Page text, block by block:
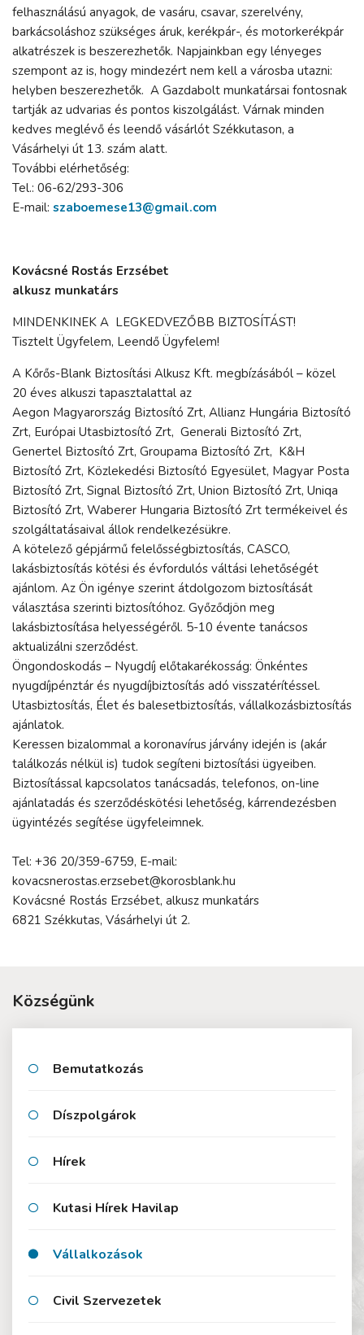
felhasználású anyagok, de vasáru, csavar, szerelvény,
barkácsoláshoz szükséges áruk, kerékpár-, és motorkerékpár
alkatrészek is beszerezhetők. Napjainkban egy lényeges
szempont az is, hogy mindezért nem kell a városba utazni:
helyben beszerezhetők. A Gazdabolt munkatársai fontosnak
tartják az udvarias és pontos kiszolgálást. Várnak minden
kedves meglévő és leendő vásárlót Székkutason, a
Vásárhelyi út 13. szám alatt.
További elérhetőség:
Tel.: 06-62/293-306
E-mail: szaboemese13@gmail.com
Kovácsné Rostás Erzsébet
alkusz munkatárs
MINDENKINEK A LEGKEDVEZŐBB BIZTOSÍTÁST!
Tisztelt Ügyfelem, Leendő Ügyfelem!
A Kőrős-Blank Biztosítási Alkusz Kft. megbízásából – közel
20 éves alkuszi tapasztalattal az
Aegon Magyarország Biztosító Zrt, Allianz Hungária Biztosító
Zrt, Európai Utasbiztosító Zrt, Generali Biztosító Zrt,
Genertel Biztosító Zrt, Groupama Biztosító Zrt, K&H
Biztosító Zrt, Közlekedési Biztosító Egyesület, Magyar Posta
Biztosító Zrt, Signal Biztosító Zrt, Union Biztosító Zrt, Uniqa
Biztosító Zrt, Waberer Hungaria Biztosító Zrt termékeivel és
szolgáltatásaival állok rendelkezésükre.
A kötelező gépjármű felelősségbiztosítás, CASCO,
lakásbiztosítás kötési és évfordulós váltási lehetőségét
ajánlom. Az Ön igénye szerint átdolgozom biztosítását
választása szerinti biztosítóhoz. Győződjön meg
lakásbiztosítása helyességéről. 5-10 évente tanácsos
aktualizálni szerződést.
Öngondoskodás – Nyugdíj előtakarékosság: Önkéntes
nyugdíjpénztár és nyugdíjbiztosítás adó visszatérítéssel.
Utasbiztosítás, Élet és balesetbiztosítás, vállalkozásbiztosítás
ajánlatok.
Keressen bizalommal a koronavírus járvány idején is (akár
találkozás nélkül is) tudok segíteni biztosítási ügyeiben.
Biztosítással kapcsolatos tanácsadás, telefonos, on-line
ajánlatadás és szerződéskötési lehetőség, kárrendezésben
ügyintézés segítése ügyfeleimnek.
Tel: +36 20/359-6759, E-mail:
kovacsnerostas.erzsebet@korosblank.hu
Kovácsné Rostás Erzsébet, alkusz munkatárs
6821 Székkutas, Vásárhelyi út 2.
Községünk
Bemutatkozás
Díszpolgárok
Hírek
Kutasi Hírek Havilap
Vállalkozások
Civil Szervezetek